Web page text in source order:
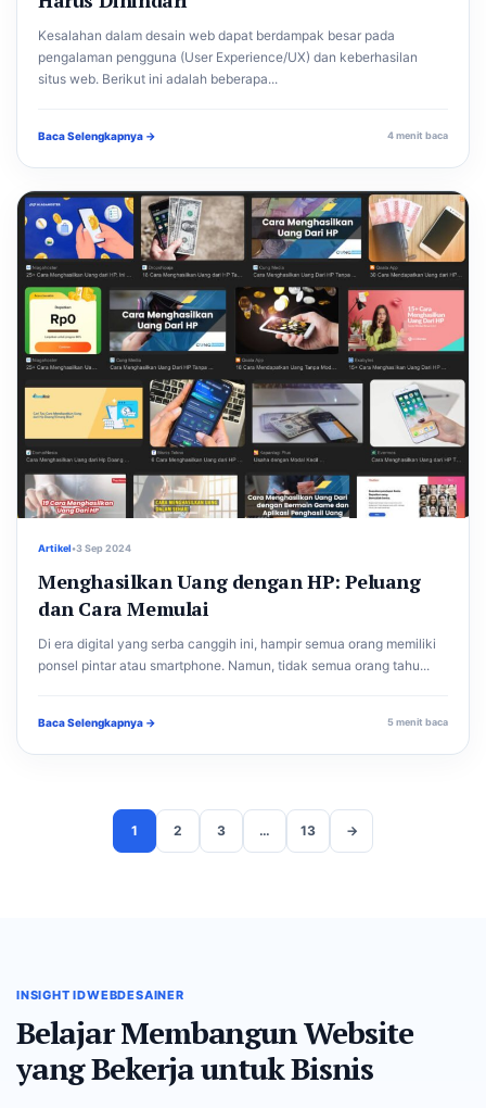
Kesalahan dalam desain web dapat berdampak besar pada
pengalaman pengguna (User Experience/UX) dan keberhasilan
situs web. Berikut ini adalah beberapa...
Baca Selengkapnya → 4 menit baca
Artikel•3 Sep 2024
Menghasilkan Uang dengan HP: Peluang
dan Cara Memulai
Di era digital yang serba canggih ini, hampir semua orang memiliki
ponsel pintar atau smartphone. Namun, tidak semua orang tahu...
Baca Selengkapnya → 5 menit baca
1 2 3 … 13 →
INSIGHT IDWEBDESAINER
Belajar Membangun Website
yang Bekerja untuk Bisnis